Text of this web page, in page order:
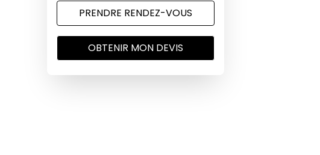
PRENDRE RENDEZ-VOUS
OBTENIR MON DEVIS